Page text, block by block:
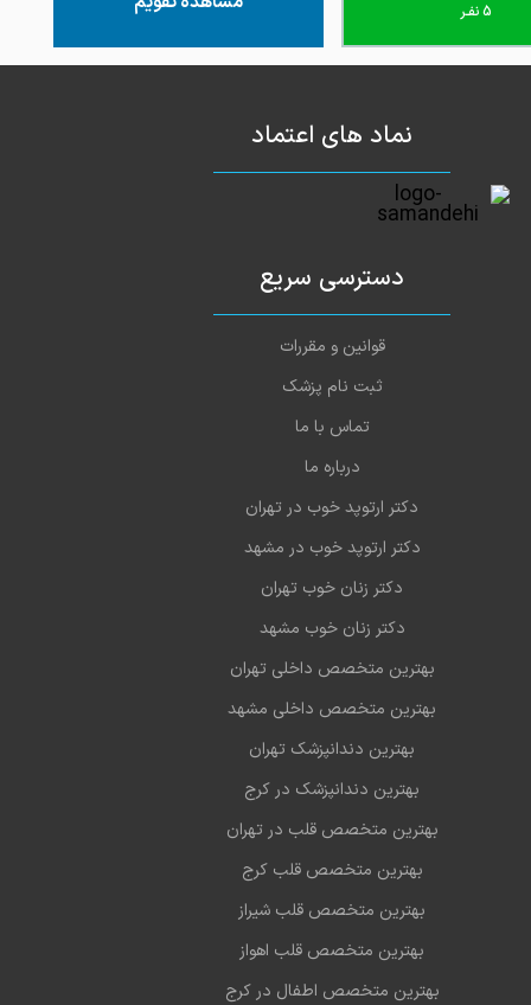
5 نفـر
نماد های اعتماد
دسترسی سریع
قوانین و مقررات
ثبت نام پزشک
تماس با ما
درباره ما
دکتر ارتوپد خوب در تهران
دکتر ارتوپد خوب در مشهد
دکتر زنان خوب تهران
دکتر زنان خوب مشهد
بهترین متخصص داخلی تهران
بهترین متخصص داخلی مشهد
بهترین دندانپزشک تهران
بهترین دندانپزشک در کرج
بهترین متخصص قلب در تهران
بهترین متخصص قلب کرج
بهترین متخصص قلب شیراز
بهترین متخصص قلب اهواز
بهترین متخصص اطفال در کرج